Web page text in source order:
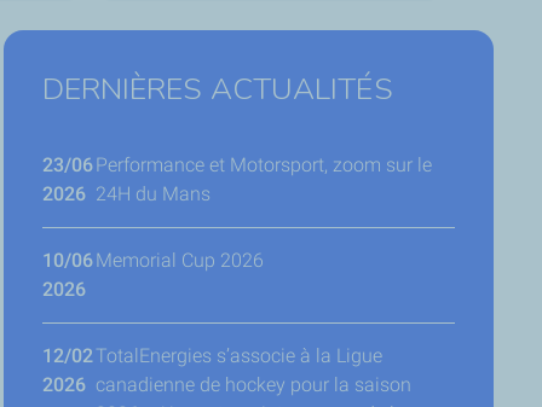
DERNIÈRES ACTUALITÉS
23/06
2026
Performance et Motorsport, zoom sur le
24H du Mans
10/06
2026
Memorial Cup 2026
12/02
2026
TotalEnergies s’associe à la Ligue
canadienne de hockey pour la saison